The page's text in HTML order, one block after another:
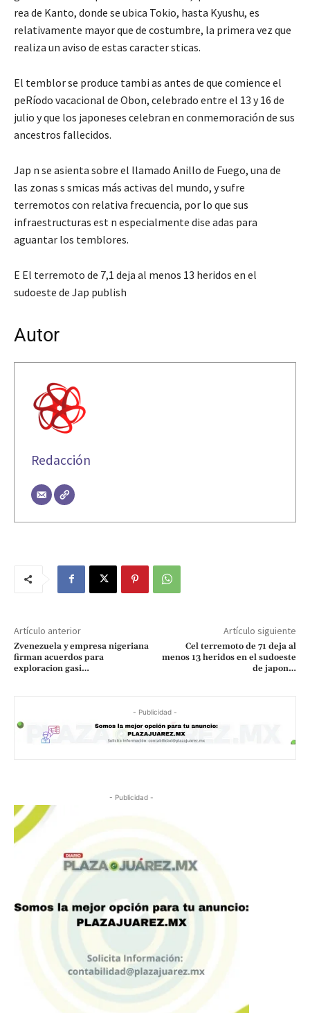
rea de Kanto, donde se ubica Tokio, hasta Kyushu, es
relativamente mayor que de costumbre, la primera vez que
realiza un aviso de estas caracter sticas.
El temblor se produce tambi as antes de que comience el
peRíodo vacacional de Obon, celebrado entre el 13 y 16 de
julio y que los japoneses celebran en conmemoración de sus
ancestros fallecidos.
Jap n se asienta sobre el llamado Anillo de Fuego, una de
las zonas s smicas más activas del mundo, y sufre
terremotos con relativa frecuencia, por lo que sus
infraestructuras est n especialmente dise adas para
aguantar los temblores.
E El terremoto de 7,1 deja al menos 13 heridos en el
sudoeste de Jap publish
Autor
Redacción
Artículo anterior
Zvenezuela y empresa nigeriana
firman acuerdos para
exploracion gasi…
Artículo siguiente
Cel terremoto de 71 deja al
menos 13 heridos en el sudoeste
de japon…
- Publicidad -
- Publicidad -